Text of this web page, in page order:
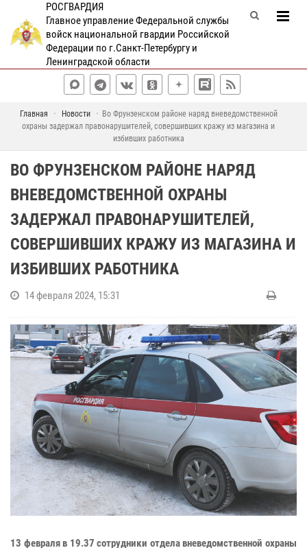
РОСГВАРДИЯ
Главное управление Федеральной службы
войск национальной гвардии Российской
Федерации по г.Санкт-Петербургу и
Ленинградской области
Главная Новости
Во Фрунзенском районе наряд вневедомственной
охраны задержал правонарушителей, совершивших кражу из магазина и
избивших работника
ВО ФРУНЗЕНСКОМ РАЙОНЕ НАРЯД
ВНЕВЕДОМСТВЕННОЙ ОХРАНЫ
ЗАДЕРЖАЛ ПРАВОНАРУШИТЕЛЕЙ,
СОВЕРШИВШИХ КРАЖУ ИЗ МАГАЗИНА И
ИЗБИВШИХ РАБОТНИКА
14 февраля 2024, 15:31
13 февраля в 19.37 сотрудники отдела вневедомственной охраны